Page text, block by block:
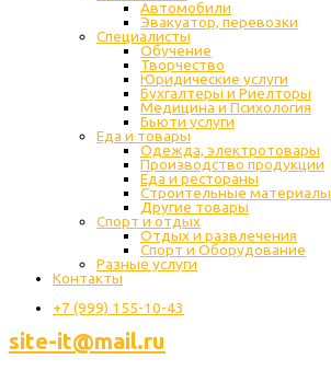
Автомобили
Эвакуатор, перевозки
Специалисты
Обучение
Творчество
Юридические услуги
Бухгалтеры и Риелторы
Медицина и Психология
Бьюти услуги
Еда и товары
Одежда, электротовары
Производство продукции
Еда и рестораны
Строительные материалы
Другие товары
Спорт и отдых
Отдых и развлечения
Спорт и Оборудование
Разные услуги
Контакты
+7 (999) 155-10-43
site-it@mail.ru